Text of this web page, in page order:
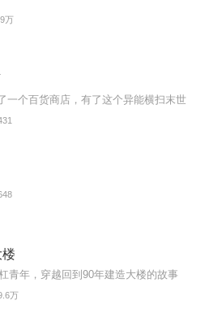
万
一个百货商店，有了这个异能横扫末世
青年，穿越回到90年建造大楼的故事
万